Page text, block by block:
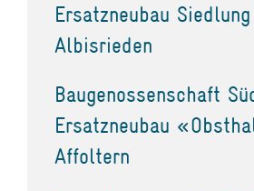
Ersatzneubau
Albisrieden
Baugenossenschaft
Ersatzneubau
Affoltern